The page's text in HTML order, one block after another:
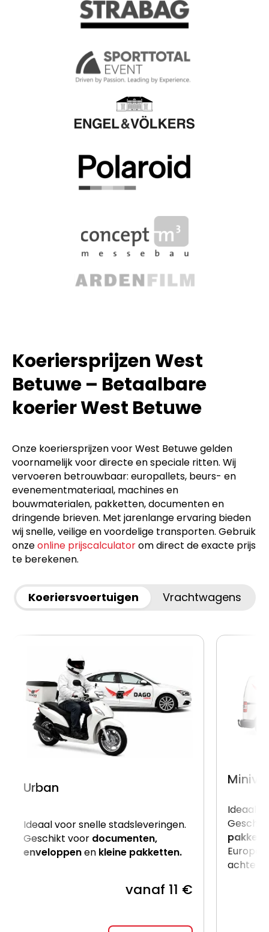
Koeriersprijzen West
Betuwe – Betaalbare
koerier West Betuwe
Onze koeriersprijzen voor West Betuwe gelden
voornamelijk voor directe en speciale ritten. Wij
vervoeren betrouwbaar: europallets, beurs- en
evenementmateriaal, machines en
bouwmaterialen, pakketten, documenten en
dringende brieven. Met jarenlange ervaring bieden
wij snelle, veilige en voordelige transporten. Gebruik
onzeonline prijscalculatorom direct de exacte prijs
te berekenen.
Koeriersvoertuigen Vrachtwagens
Urban
Ideaal voor snelle stadsleveringen.
Geschikt voor documenten,
enveloppenen kleine pakketten.
vanaf 11 €
Ideaal